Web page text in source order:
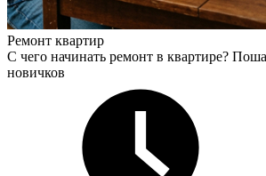
Ремонт квартир
С чего начинать ремонт в квартире?
новичков